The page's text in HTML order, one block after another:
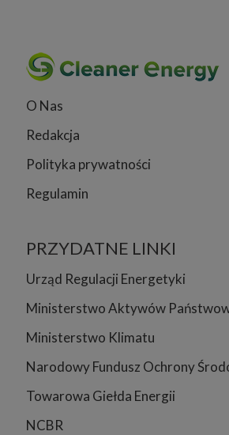
O Nas
Redakcja
Polityka prywatności
Regulamin
PRZYDATNE LINKI
Urząd Regulacji Energetyki
Ministerstwo Aktywów
Ministerstwo Klimatu
Narodowy Fundusz Ochrony
Towarowa Giełda Energii
NCBR